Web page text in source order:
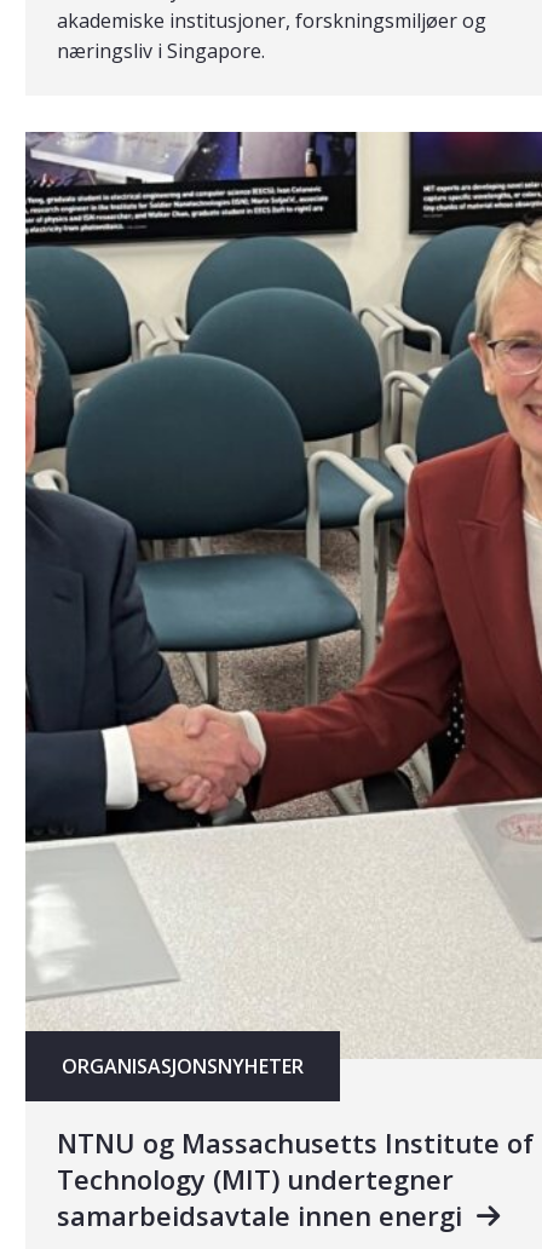
akademiske institusjoner, forskningsmiljøer og
næringsliv i Singapore.
ORGANISASJONSNYHETER
NTNU og Massachusetts Institute of
Technology (MIT) undertegner
samarbeidsavtale innen energi